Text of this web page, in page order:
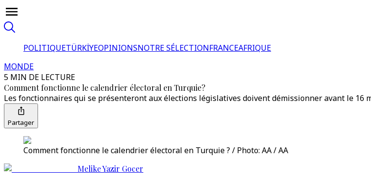
POLITIQUETÜRKİYEOPINIONSNOTRE SÉLECTIONFRANCEAFRIQUE
MONDE
5 MIN DE LECTURE
Comment fonctionne le calendrier électoral en Turquie?
Les fonctionnaires qui se présenteront aux élections législatives doivent démissionner avant le 16
Partager
Comment fonctionne le calendrier électoral en Turquie ? / Photo: AA / AA
Melike Yazir Gocer